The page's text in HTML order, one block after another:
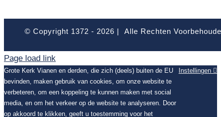
© Copyright 1372 - 2026 | Alle Rechten
Page load link
Grote Kerk Vianen en derden, die zich (deels) buiten de EU
bevinden, maken gebruik van cookies, om onze website te
verbeteren, om een koppeling te kunnen maken met social
media, en om het verkeer op de website te analyseren. Door
op akkoord te klikken, geeft u toestemming voor het
Instellingen